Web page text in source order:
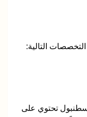
التالية:
تحتوي على